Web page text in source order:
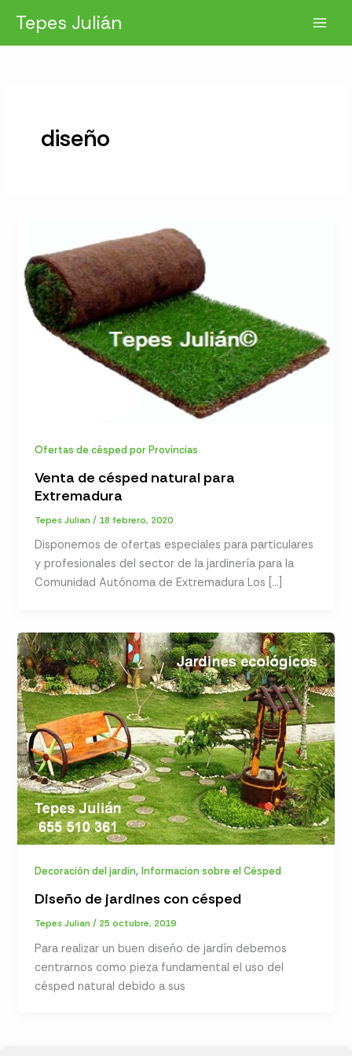
contenido
Tepes Julián
diseño
Ofertas de césped por Provincias
Venta de césped natural para
Extremadura
Tepes Julian/ 18 febrero, 2020
Disponemos de ofertas especiales para particulares
y profesionales del sector de la jardinería para la
Comunidad Autónoma de Extremadura Los […]
Decoración del jardín,Informacion sobre el Césped
Diseño de jardines con césped
Tepes Julian/ 25 octubre, 2019
Para realizar un buen diseño de jardín debemos
centrarnos como pieza fundamental el uso del
césped natural debido a sus